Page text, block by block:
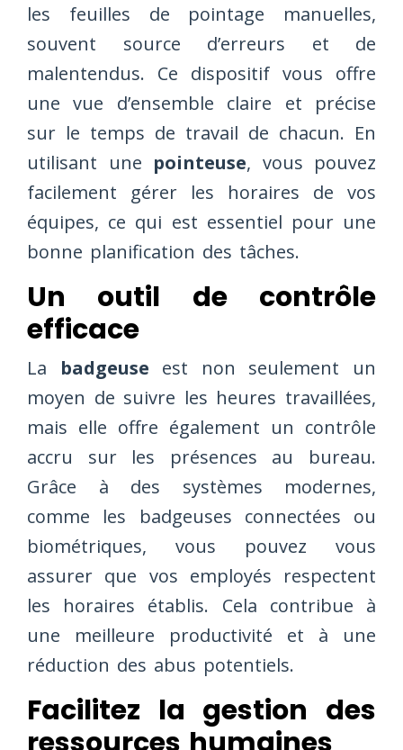
les feuilles de pointage manuelles,
souvent source d’erreurs et de
malentendus. Ce dispositif vous offre
une vue d’ensemble claire et précise
sur le temps de travail de chacun. En
utilisant une pointeuse, vous pouvez
facilement gérer les horaires de vos
équipes, ce qui est essentiel pour une
bonne planification des tâches.
Un outil de contrôle
efficace
La badgeuse est non seulement un
moyen de suivre les heures travaillées,
mais elle offre également un contrôle
accru sur les présences au bureau.
Grâce à des systèmes modernes,
comme les badgeuses connectées ou
biométriques, vous pouvez vous
assurer que vos employés respectent
les horaires établis. Cela contribue à
une meilleure productivité et à une
réduction des abus potentiels.
Facilitez la gestion des
ressources humaines